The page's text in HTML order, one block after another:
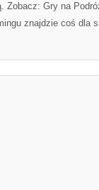
Zobacz: Gry na
znajdzie coś dla